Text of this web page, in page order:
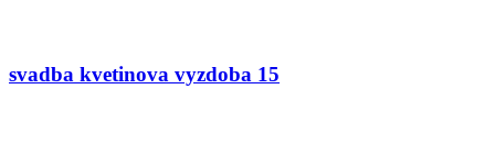
svadba kvetinova vyzdoba 15